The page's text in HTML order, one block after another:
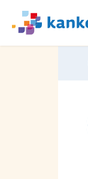
naar
We
zijn